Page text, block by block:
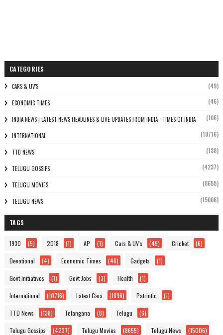
CATEGORIES
CARS & UV'S (49)
ECONOMIC TIMES (46)
INDIA NEWS | LATEST NEWS HEADLINES & LIVE UPDATES FROM INDIA - TIMES OF INDIA (106)
INTERNATIONAL (10716)
TTD NEWS (138)
TELUGU GOSSIPS (4237)
TELUGU MOVIES (8655)
TELUGU NEWS (15006)
TAGS
1930 (5) 2018 (1) AP (1) Cars & UV's (49) Cricket (6)
Devotional (4) Economic Times (46) Gadgets (1)
Govt Initiatives (1) Govt Jobs (3) Health (1)
International (10716) Latest Cars (1896) Patriotic (1)
TTD News (138) Telangana (8) Telugu (6)
Telugu Gossips (4237) Telugu Movies (8655) Telugu News (15006)